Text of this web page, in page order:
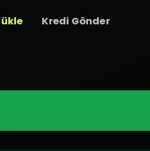
Kredi Gönder